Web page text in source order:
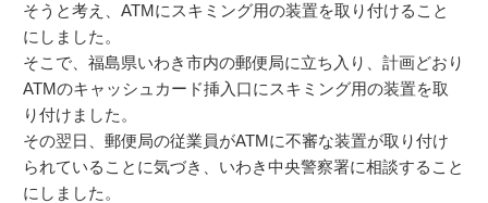
そうと考え、ATMにスキミング用の装置を取り付けること
にしました。
そこで、福島県いわき市内の郵便局に立ち入り、計画どおり
ATMのキャッシュカード挿入口にスキミング用の装置を取
り付けました。
その翌日、郵便局の従業員がATMに不審な装置が取り付け
られていることに気づき、いわき中央警察署に相談すること
にしました。